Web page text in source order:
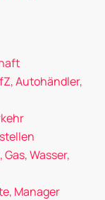
Autohändler,
Wasser,
Manager